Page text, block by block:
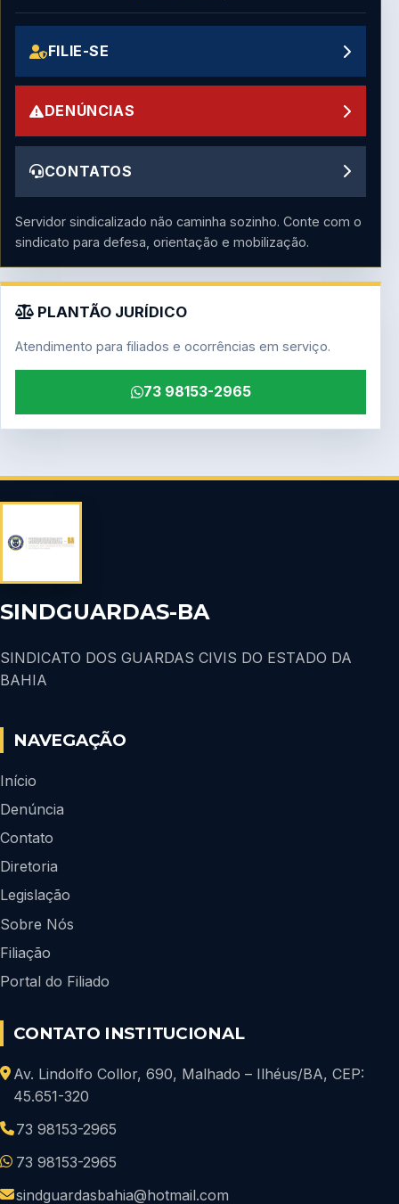
FILIE-SE
DENÚNCIAS
CONTATOS
Servidor sindicalizado não caminha sozinho. Conte com o
sindicato para defesa, orientação e mobilização.
PLANTÃO JURÍDICO
Atendimento para filiados e ocorrências em serviço.
73 98153-2965
SINDGUARDAS-BA
SINDICATO DOS GUARDAS CIVIS DO ESTADO DA
BAHIA
NAVEGAÇÃO
Início
Denúncia
Contato
Diretoria
Legislação
Sobre Nós
Filiação
Portal do Filiado
CONTATO INSTITUCIONAL
Av. Lindolfo Collor, 690, Malhado – Ilhéus/BA, CEP:
45.651-320
73 98153-2965
73 98153-2965
sindguardasbahia@hotmail.com